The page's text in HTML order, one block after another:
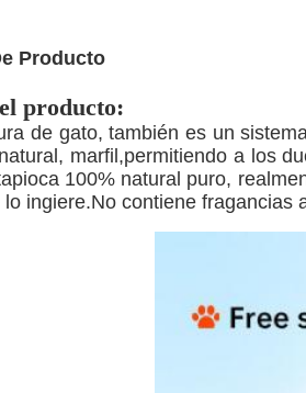
Producto
producto:
de gato, también es un
marfil,permitiendo a los
100% natural puro,
ingiere.No contiene